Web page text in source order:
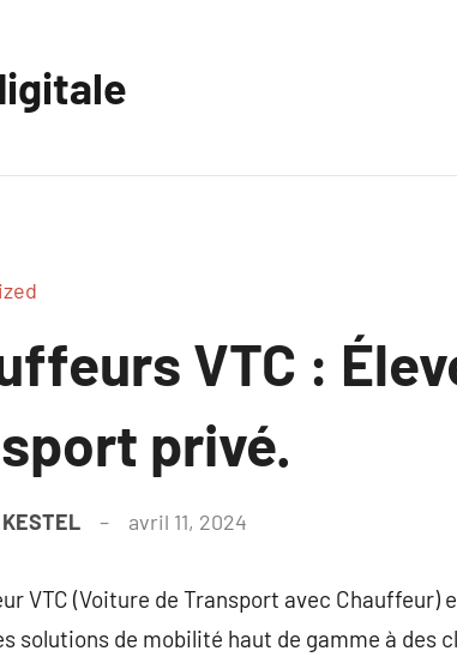
VTC :
privé.
avril 11, 2024
VTC (Voiture de Transport avec
solutions de mobilité haut de gamme à